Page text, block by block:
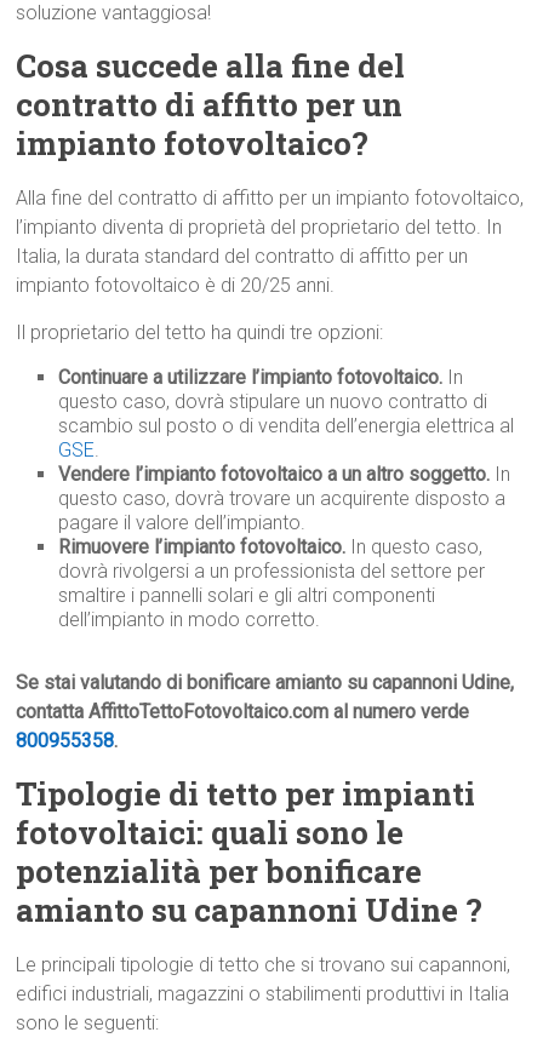
soluzione vantaggiosa!
Cosa succede alla fine del
contratto di affitto per un
impianto fotovoltaico?
Alla fine del contratto di affitto per un impianto fotovoltaico,
l’impianto diventa di proprietà del proprietario del tetto. In
Italia, la durata standard del contratto di affitto per un
impianto fotovoltaico è di 20/25 anni.
Il proprietario del tetto ha quindi tre opzioni:
Continuare a utilizzare l’impianto fotovoltaico. In
questo caso, dovrà stipulare un nuovo contratto di
scambio sul posto o di vendita dell’energia elettrica al
GSE.
Vendere l’impianto fotovoltaico a un altro soggetto. In
questo caso, dovrà trovare un acquirente disposto a
pagare il valore dell’impianto.
Rimuovere l’impianto fotovoltaico. In questo caso,
dovrà rivolgersi a un professionista del settore per
smaltire i pannelli solari e gli altri componenti
dell’impianto in modo corretto.
Se stai valutando di bonificare amianto su capannoni Udine,
contatta AffittoTettoFotovoltaico.com al numero verde
800955358.
Tipologie di tetto per impianti
fotovoltaici: quali sono le
potenzialità per bonificare
amianto su capannoni Udine ?
Le principali tipologie di tetto che si trovano sui capannoni,
edifici industriali, magazzini o stabilimenti produttivi in Italia
sono le seguenti: